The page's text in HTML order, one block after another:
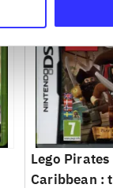
Lego
Caribbean :